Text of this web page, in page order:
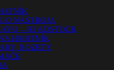
NÁSTROJA
– HEADSTOCK
HMATNÍK
ROZETY